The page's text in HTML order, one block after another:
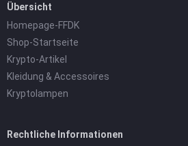
Übersicht
Homepage-FFDK
Shop-Startseite
Krypto-Artikel
Kleidung & Accessoires
Kryptolampen
Rechtliche Informationen